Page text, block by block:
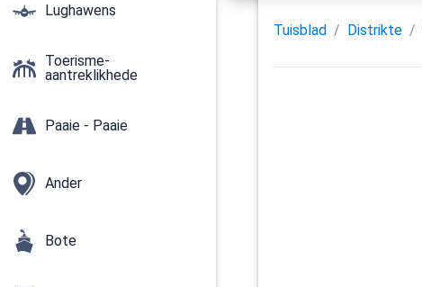
Lughawens
Toerisme-
aantreklikhede
Paaie - Paaie
Ander
Bote
Tuisblad Distrikte